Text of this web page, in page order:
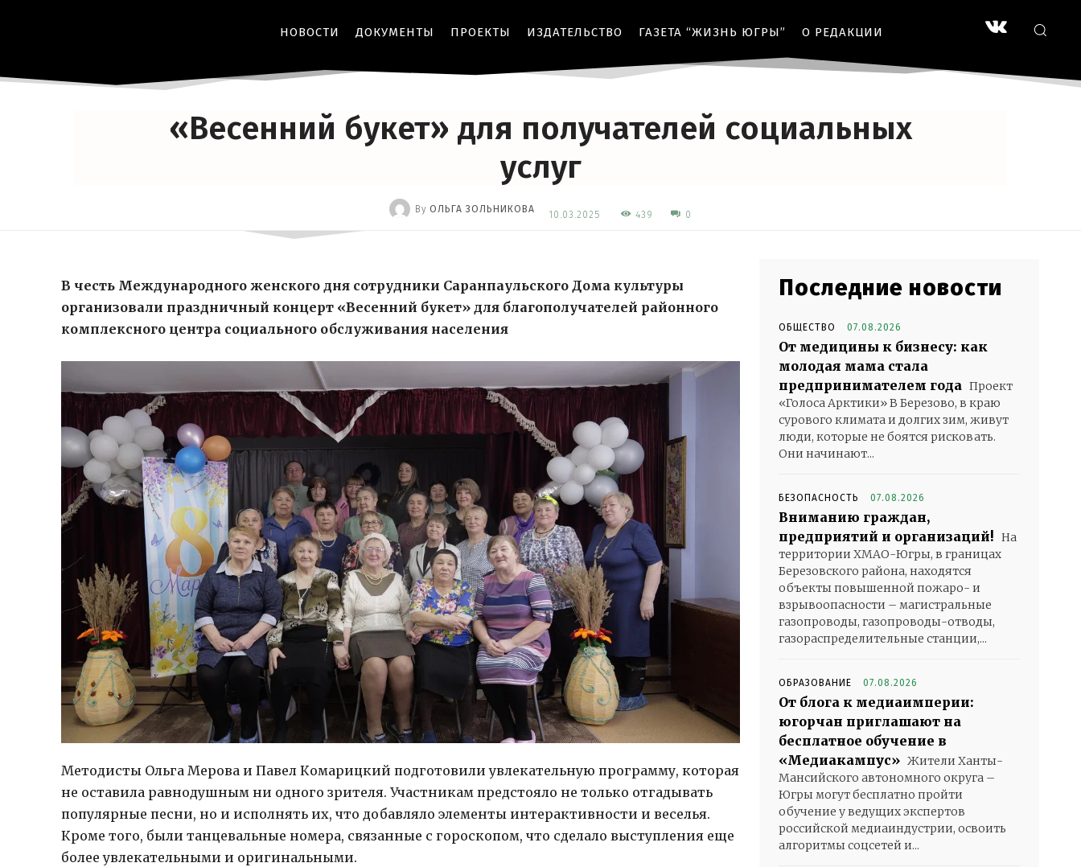
НОВОСТИ ДОКУМЕНТЫ ПРОЕКТЫ ИЗДАТЕЛЬСТВО ГАЗЕТА “ЖИЗНЬ ЮГРЫ” О РЕДАКЦИИ
«Весенний букет» для получателей социальных
услуг
By ОЛЬГА ЗОЛЬНИКОВА 10.03.2025 439 0
В честь Международного женского дня сотрудники Саранпаульского Дома культуры
организовали праздничный концерт «Весенний букет» для благополучателей районного
комплексного центра социального обслуживания населения
Методисты Ольга Мерова и Павел Комарицкий подготовили увлекательную программу, которая
не оставила равнодушным ни одного зрителя. Участникам предстояло не только отгадывать
популярные песни, но и исполнять их, что добавляло элементы интерактивности и веселья.
Кроме того, были танцевальные номера, связанные с гороскопом, что сделало выступления еще
более увлекательными и оригинальными.
Последние новости
ОБЩЕСТВО 07.08.2026
От медицины к бизнесу: как
молодая мама стала
предпринимателем года Проект
«Голоса Арктики» В Березово, в краю
сурового климата и долгих зим, живут
люди, которые не боятся рисковать.
Они начинают...
БЕЗОПАСНОСТЬ 07.08.2026
Вниманию граждан,
предприятий и организаций! На
территории ХМАО-Югры, в границах
Березовского района, находятся
объекты повышенной пожаро- и
взрывоопасности – магистральные
газопроводы, газопроводы-отводы,
газораспределительные станции,...
ОБРАЗОВАНИЕ 07.08.2026
От блога к медиаимперии:
югорчан приглашают на
бесплатное обучение в
«Медиакампус» Жители Ханты-
Мансийского автономного округа –
Югры могут бесплатно пройти
обучение у ведущих экспертов
российской медиаиндустрии, освоить
алгоритмы соцсетей и...